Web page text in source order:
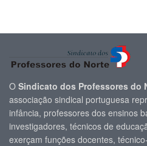
O Sindicato dos Professores do
associação sindical portuguesa
infância, professores dos ensinos
investigadores, técnicos de
exerçam funções docentes,